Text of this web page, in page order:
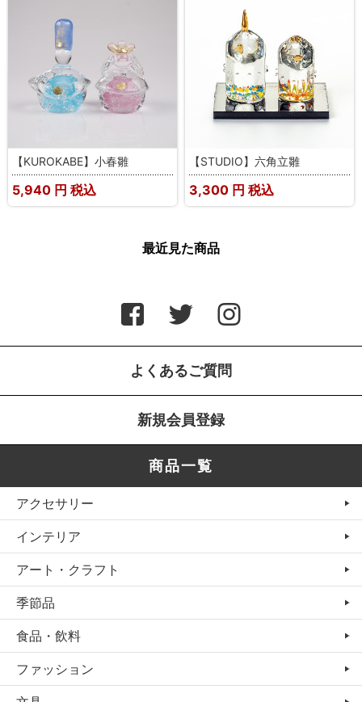
【KUROKABE】小春雛
5,940 円 税込
【STUDIO】六角立雛
3,300 円 税込
最近見た商品
よくあるご質問
新規会員登録
商品一覧
アクセサリー
インテリア
アート・クラフト
季節品
食品・飲料
ファッション